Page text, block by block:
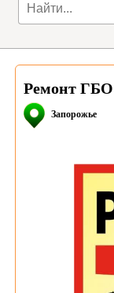
Ремонт ГБО
Запорожье